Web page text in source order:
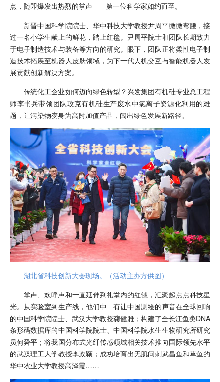
点，随即爆发出热烈的掌声——第一位科学家如约而至。
新晋中国科学院院士、华中科技大学教授尹周平微微弯腰，接
过一名小学生献上的鲜花，踏上红毯。尹周平院士和团队长期致力
于电子制造技术与装备等方向的研究。眼下，团队正将柔性电子制
造技术拓展至机器人皮肤领域，为下一代人机交互与智能机器人发
展贡献创新解决方案。
传统化工企业如何迈向绿色转型？兴发集团有机硅专业总工程
师李书兵带领团队攻克有机硅生产废水中氯离子资源化利用的难
题，让污染物变身为高附加值产品，闯出绿色发展新路径。
湖北省科技创新大会现场。（活动主办方供图）
掌声、欢呼声和一直延伸到礼堂内的红毯，汇聚起点点科技星
光。从实验室到生产线，他们中：有让中国测绘的声音在全球回响
的中国科学院院士、武汉大学教授龚健雅；构建了全长江鱼类DNA
条形码数据库的中国科学院院士、中国科学院水生生物研究所研究
员何舜平；将我国分布式光纤传感领域相关技术推向国际领先水平
的武汉理工大学教授李政颖；成功培育出无肌间刺武昌鱼和草鱼的
华中农业大学教授高泽霞……